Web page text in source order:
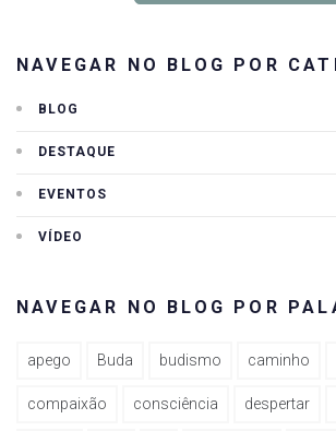
NAVEGAR NO BLOG POR
BLOG
DESTAQUE
EVENTOS
VÍDEO
NAVEGAR NO BLOG POR
apego Buda budismo caminho
compaixão consciência despertar